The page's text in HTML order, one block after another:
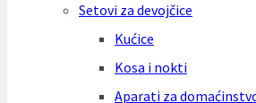
Setovi za devojčice
Kućice
Kosa i nokti
Aparati za